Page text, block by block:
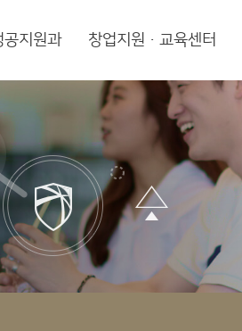
공지원과 창업지원·교육센터